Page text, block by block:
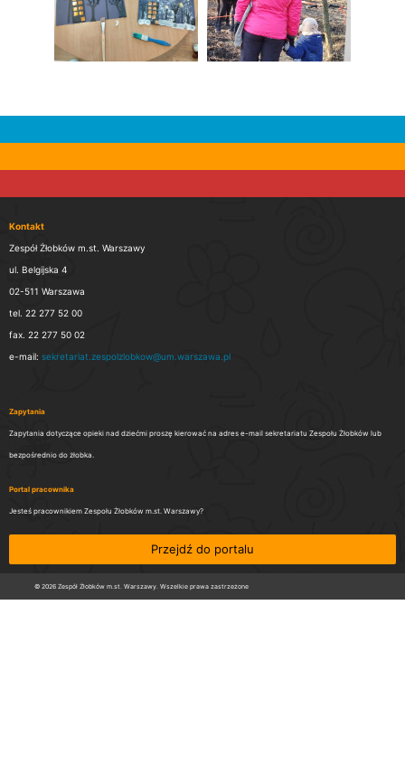
Kontakt
Zespół Żłobków m.st. Warszawy
ul. Belgijska 4
02-511 Warszawa
tel. 22 277 52 00
fax. 22 277 50 02
e-mail: sekretariat.zespolzlobkow@um.warszawa.pl
Zapytania
Zapytania dotyczące opieki nad dziećmi proszę kierować na adres e-mail sekretariatu Zespołu Żłobków lub
bezpośrednio do żłobka.
Portal pracownika
Jesteś pracownikiem Zespołu Żłobków m.st. Warszawy?
Przejdź do portalu
© 2026 Zespół Żłobków m.st. Warszawy. Wszelkie prawa zastrzeżone